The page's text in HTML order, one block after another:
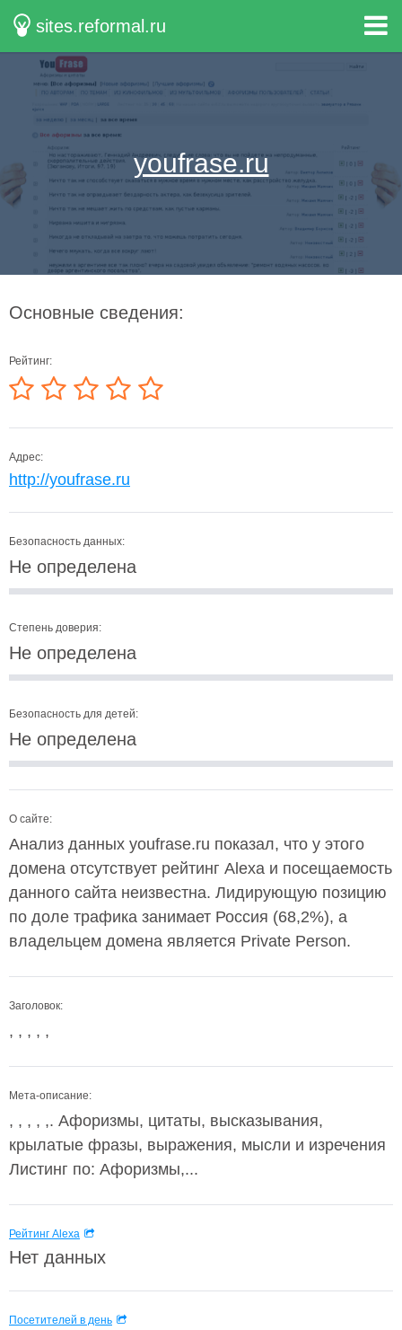
sites.reformal.ru
youfrase.ru
Основные сведения:
Рейтинг:
Адрес:
http://youfrase.ru
Безопасность данных:
Не определена
Степень доверия:
Не определена
Безопасность для детей:
Не определена
О сайте:
Анализ данных youfrase.ru показал, что у этого
домена отсутствует рейтинг Alexa и посещаемость
данного сайта неизвестна. Лидирующую позицию
по доле трафика занимает Россия (68,2%), а
владельцем домена является Private Person.
Заголовок:
, , , , ,
Мета-описание:
, , , , ,. Афоризмы, цитаты, высказывания,
крылатые фразы, выражения, мысли и изречения
Листинг по: Афоризмы,...
Рейтинг Alexa
Нет данных
Посетителей в день